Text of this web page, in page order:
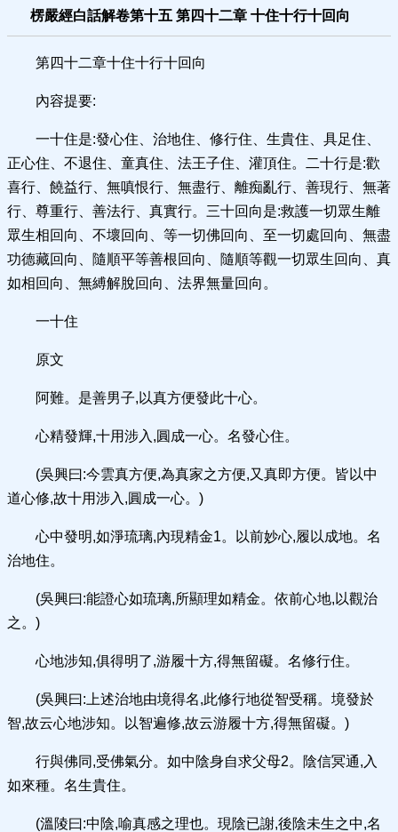
楞嚴經白話解卷第十五 第四十二章 十住十行十回向
第四十二章十住十行十回向
內容提要:
一十住是:發心住、治地住、修行住、生貴住、具足住、
正心住、不退住、童真住、法王子住、灌頂住。二十行是:歡
喜行、饒益行、無嗔恨行、無盡行、離痴亂行、善現行、無著
行、尊重行、善法行、真實行。三十回向是:救護一切眾生離
眾生相回向、不壞回向、等一切佛回向、至一切處回向、無盡
功德藏回向、隨順平等善根回向、隨順等觀一切眾生回向、真
如相回向、無縛解脫回向、法界無量回向。
一十住
原文
阿難。是善男子,以真方便發此十心。
心精發輝,十用涉入,圓成一心。名發心住。
(吳興曰:今雲真方便,為真家之方便,又真即方便。皆以中
道心修,故十用涉入,圓成一心。)
心中發明,如淨琉璃,內現精金1。以前妙心,履以成地。名
治地住。
(吳興曰:能證心如琉璃,所顯理如精金。依前心地,以觀治
之。)
心地涉知,俱得明了,游履十方,得無留礙。名修行住。
(吳興曰:上述治地由境得名,此修行地從智受稱。境發於
智,故云心地涉知。以智遍修,故云游履十方,得無留礙。)
行與佛同,受佛氣分。如中陰身自求父母2。陰信冥通,入
如來種。名生貴住。
(溫陵曰:中陰,喻真感之理也。現陰已謝,後陰未生之中,名